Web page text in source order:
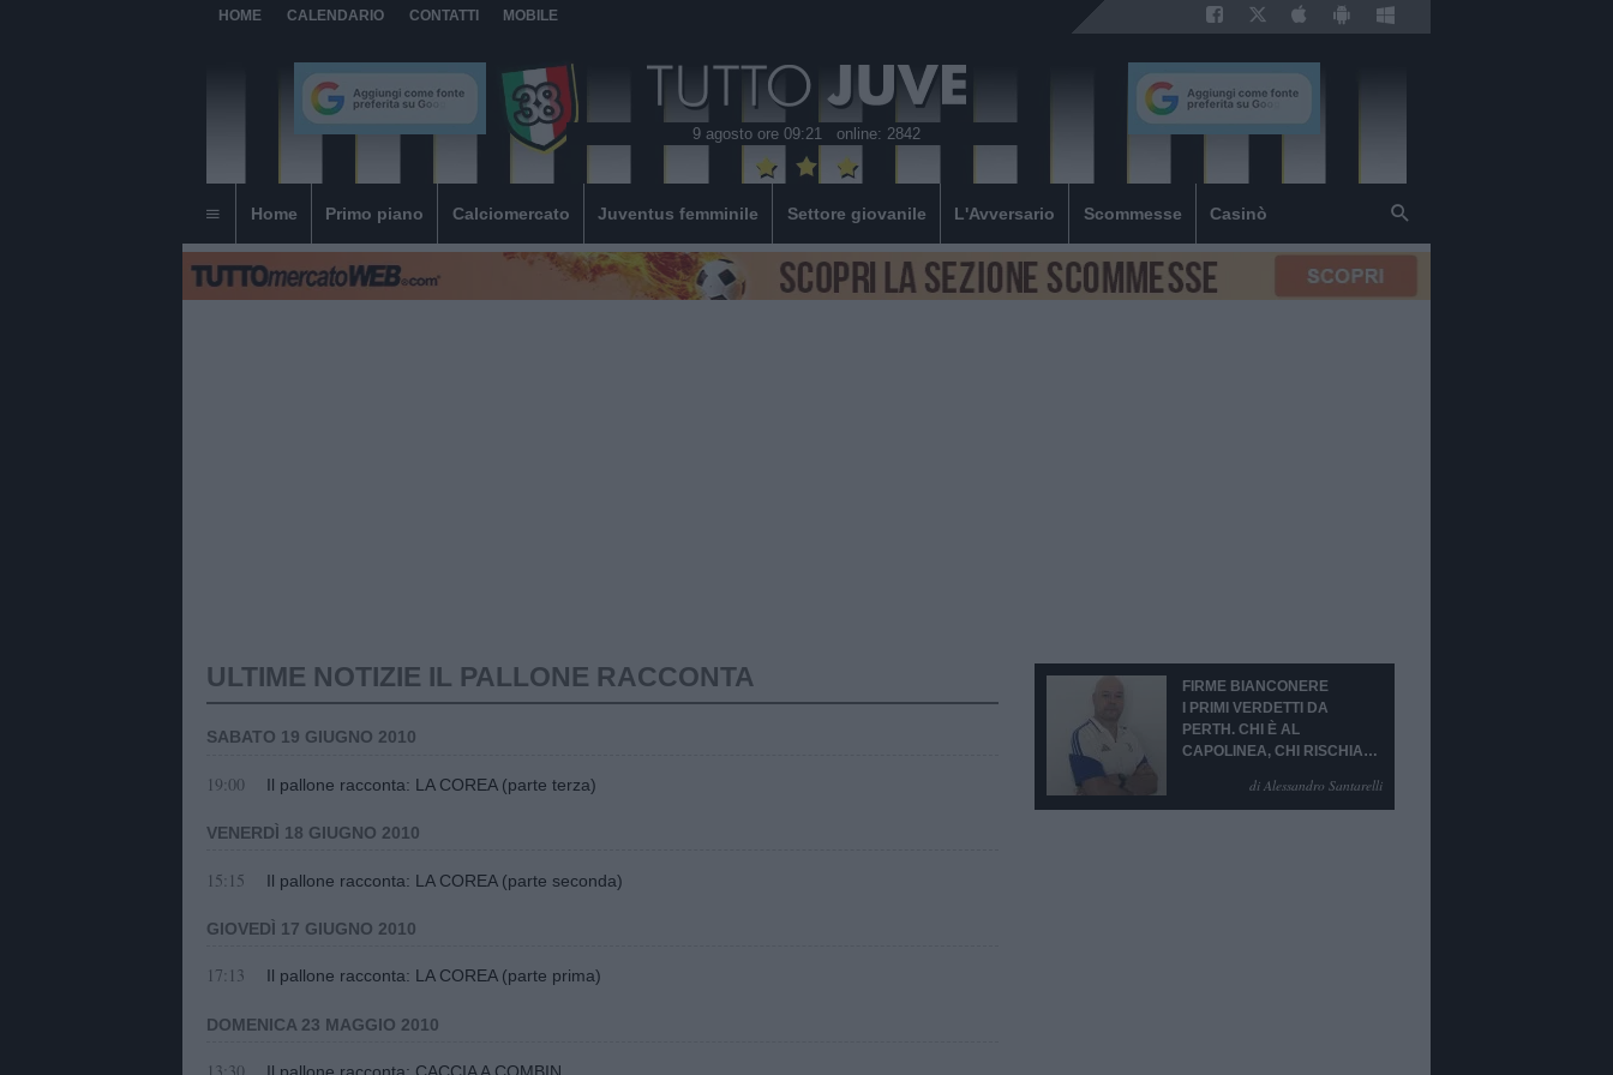
HOME CALENDARIO CONTATTI MOBILE
9 agosto ore 09:21 online: 2842
Home Primo piano Calciomercato Juventus femminile Settore giovanile L'Avversario Scommesse Casinò
ULTIME NOTIZIE IL PALLONE RACCONTA
SABATO 19 GIUGNO 2010
19:00 Il pallone racconta: LA COREA (parte terza)
VENERDÌ 18 GIUGNO 2010
15:15 Il pallone racconta: LA COREA (parte seconda)
GIOVEDÌ 17 GIUGNO 2010
17:13 Il pallone racconta: LA COREA (parte prima)
DOMENICA 23 MAGGIO 2010
FIRME BIANCONERE
I PRIMI VERDETTI DA
PERTH. CHI È AL
CAPOLINEA, CHI RISCHIA
PANCHINA. PORTIERE
di Alessandro Santarelli